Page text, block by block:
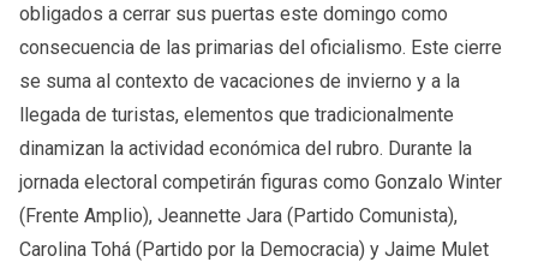
obligados a cerrar sus puertas este domingo como
consecuencia de las primarias del oficialismo. Este cierre
se suma al contexto de vacaciones de invierno y a la
llegada de turistas, elementos que tradicionalmente
dinamizan la actividad económica del rubro. Durante la
jornada electoral competirán figuras como Gonzalo Winter
(Frente Amplio), Jeannette Jara (Partido Comunista),
Carolina Tohá (Partido por la Democracia) y Jaime Mulet